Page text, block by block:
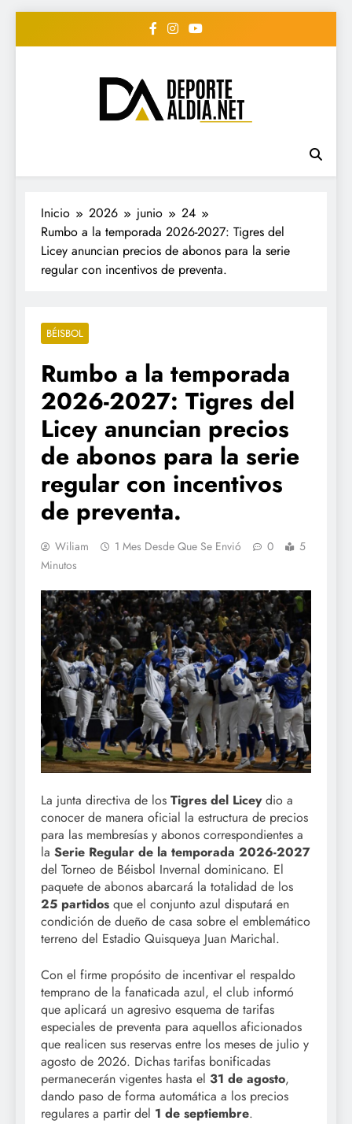
• DEPORTE AL DIA •
"Periodico Deportivo
Digital"
#deportealdiard #deportealdiaperiodico
Inicio 2026 junio
24
Rumbo a la temporada 2026-2027: Tigres del
Licey anuncian precios de abonos para la serie
regular con incentivos de preventa.
BÉISBOL
Rumbo a la temporada
2026-2027: Tigres del
Licey anuncian precios
de abonos para la serie
regular con incentivos
de preventa.
Wiliam 1 Mes Desde Que Se Envió 0
5
Minutos
La junta directiva de los Tigres del Liceydio a
conocer de manera oficial la estructura de precios
para las membresías y abonos correspondientes a
la Serie Regular de la temporada 2026-2027
del Torneo de Béisbol Invernal dominicano. El
paquete de abonos abarcará la totalidad de los
25 partidos que el conjunto azul disputará en
condición de dueño de casa sobre el emblemático
terreno del Estadio Quisqueya Juan Marichal.
Con el firme propósito de incentivar el respaldo
temprano de la fanaticada azul, el club informó
que aplicará un agresivo esquema de tarifas
especiales de preventa para aquellos aficionados
que realicen sus reservas entre los meses de julio y
agosto de 2026. Dichas tarifas bonificadas
permanecerán vigentes hasta el 31 de agosto,
dando paso de forma automática a los precios
regulares a partir del 1 de septiembre.